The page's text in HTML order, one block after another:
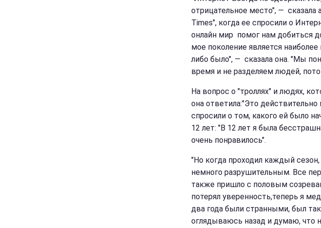
отрицательное место", — сказала
Times", когда ее спросили о
онлайн мир помог нам добиться
мое поколение является
либо было", — сказала она. "Мы
время и не разделяем людей,
На вопрос о "троллях" и людях,
она ответила:"Это
спросили о том, какого ей было
12 лет: "В 12 лет я была
очень понравилось".
"Но когда проходил каждый
немного разрушительным. Все
также пришло с половым
потерял уверенность,теперь я
два года были странными, был
оглядываюсь назад и думаю, что